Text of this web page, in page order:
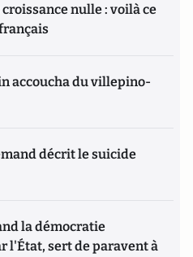
nulle : voilà ce
accoucha du villepino-
décrit le suicide
la démocratie
l'État, sert de paravent à